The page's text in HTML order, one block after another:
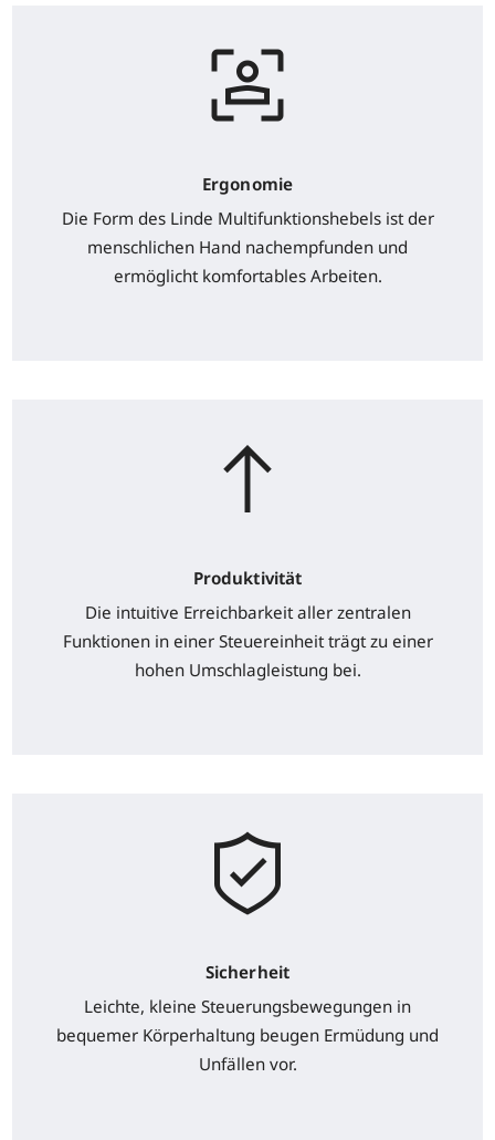
Ergonomie
Die Form des Linde Multifunktionshebels ist der
menschlichen Hand nachempfunden und
ermöglicht komfortables Arbeiten.
Produktivität
Die intuitive Erreichbarkeit aller zentralen
Funktionen in einer Steuereinheit trägt zu einer
hohen Umschlagleistung bei.
Sicherheit
Leichte, kleine Steuerungsbewegungen in
bequemer Körperhaltung beugen Ermüdung und
Unfällen vor.